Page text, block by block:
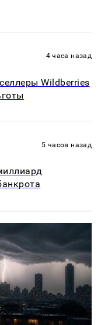
4 часа назад
Wildberries
5 часов назад